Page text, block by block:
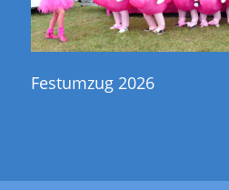
Festumzug 2026